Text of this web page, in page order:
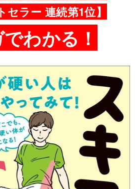
セラー 連続第1位】
わかる！